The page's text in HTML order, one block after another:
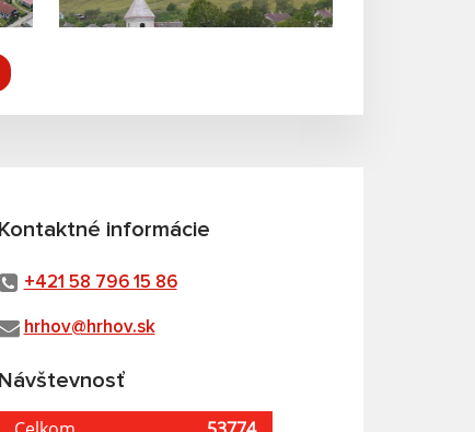
Kontaktné informácie
+421 58 796 15 86
hrhov@hrhov.sk
Návštevnosť